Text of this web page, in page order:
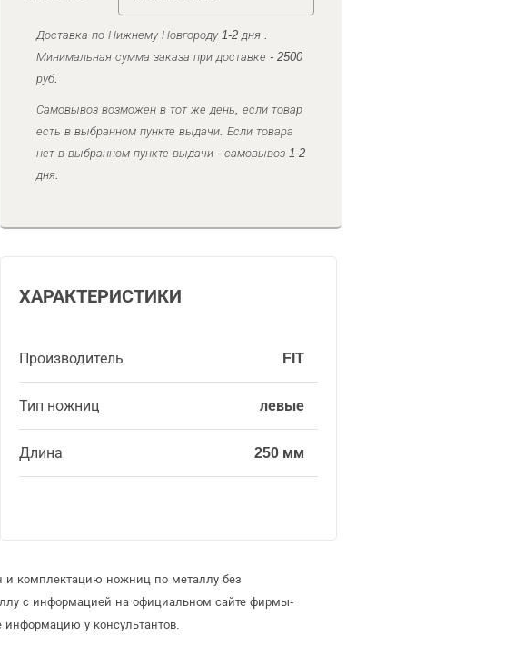
Доставка по Нижнему Новгороду 1-2 дня .
Минимальная сумма заказа при доставке - 2500
руб.
Самовывоз возможен в тот же день, если товар
есть в выбранном пункте выдачи. Если товара
нет в выбранном пункте выдачи - самовывоз 1-2
дня.
ХАРАКТЕРИСТИКИ
Производитель FIT
Тип ножниц левые
Длина 250 мм
и комплектацию ножниц по металлу без
с информацией на официальном сайте фирмы-
информацию у консультантов.